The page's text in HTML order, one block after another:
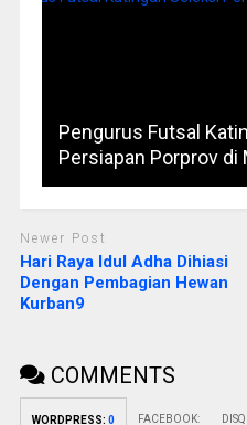
Pengurus Futsal
Persiapan Porprov di
Newer Post
Hari Raya Idul Adha Dihiasi
Dengan Pembagian Hewan
Kurban9
COMMENTS
WORDPRESS: 0 FACEBOOK: